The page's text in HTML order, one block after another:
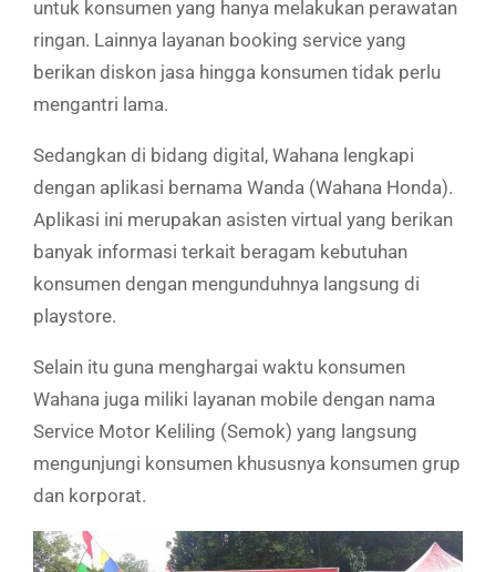
untuk konsumen yang hanya melakukan perawatan
ringan. Lainnya layanan booking service yang
berikan diskon jasa hingga konsumen tidak perlu
mengantri lama.
Sedangkan di bidang digital, Wahana lengkapi
dengan aplikasi bernama Wanda (Wahana Honda).
Aplikasi ini merupakan asisten virtual yang berikan
banyak informasi terkait beragam kebutuhan
konsumen dengan mengunduhnya langsung di
playstore.
Selain itu guna menghargai waktu konsumen
Wahana juga miliki layanan mobile dengan nama
Service Motor Keliling (Semok) yang langsung
mengunjungi konsumen khususnya konsumen grup
dan korporat.